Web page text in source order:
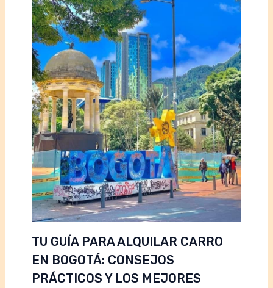
TU GUÍA PARA ALQUILAR CARRO
EN BOGOTÁ: CONSEJOS
PRÁCTICOS Y LOS MEJORES